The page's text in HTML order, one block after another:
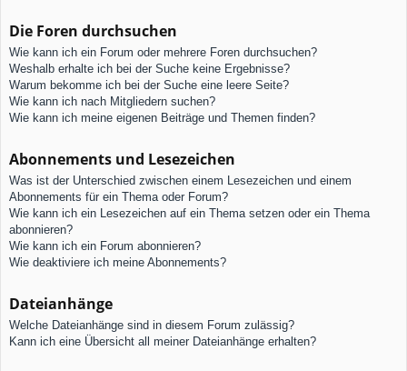
Die Foren durchsuchen
Wie kann ich ein Forum oder mehrere Foren durchsuchen?
Weshalb erhalte ich bei der Suche keine Ergebnisse?
Warum bekomme ich bei der Suche eine leere Seite?
Wie kann ich nach Mitgliedern suchen?
Wie kann ich meine eigenen Beiträge und Themen finden?
Abonnements und Lesezeichen
Was ist der Unterschied zwischen einem Lesezeichen und einem
Abonnements für ein Thema oder Forum?
Wie kann ich ein Lesezeichen auf ein Thema setzen oder ein Thema
abonnieren?
Wie kann ich ein Forum abonnieren?
Wie deaktiviere ich meine Abonnements?
Dateianhänge
Welche Dateianhänge sind in diesem Forum zulässig?
Kann ich eine Übersicht all meiner Dateianhänge erhalten?